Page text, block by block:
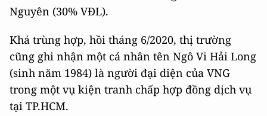
Nguyên (30% VĐL).
Khá trùng hợp, hồi tháng 6/2020, thị trường
cũng ghi nhận một cá nhân tên Ngô Vi Hải Long
(sinh năm 1984) là người đại diện của VNG
trong một vụ kiện tranh chấp hợp đồng dịch vụ
tại TP.HCM.